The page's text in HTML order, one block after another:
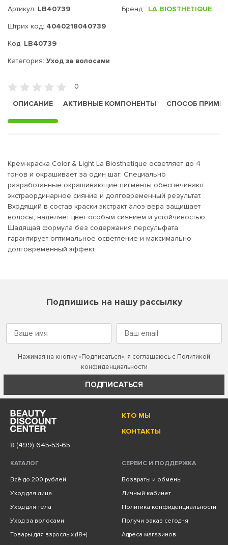
Артикул: LB40739
Штрих код: 4040218040739
Код: LB40739
Бренд: LA BIOSTHETIQUE
Категория: Уход за волосами
0
ОПИСАНИЕ
АКТИВНЫЕ КОМПОНЕНТЫ СПОСОБ
Крем-краска Color & Light La Biosthetique осветляет до 4
тонов и окрашивает за один шаг. Специально
разработанные окрашивающие пигменты обеспечивают
экстраординарное сияние и долговременный результат.
Входящий в состав краски экстракт алоэ вера защищает
волосы, наделяет цвет особым сиянием и устойчивостью.
Щадящая формула без содержания персульфата
гарантирует оптимальное осветление и максимально
долговременный эффект.
Подпишись на нашу рассылку
Нажимая на кнопку «Подписаться», я соглашаюсь с Политикой
конфиденциальности
ПОДПИСАТЬСЯ
КТО МЫ
КОНТАКТЫ
8 (499) 645-53-65
КАТАЛОГ
Всё до 200 рублей
Уход для лица
Уход для тела
Уход за волосами
Товары для взрослых (18+)
СЕРВИС И ПОДДЕРЖКА
Возвраты и обмены
Личный кабинет
Политика конфиденциальности
Получи заказ сегодня
Адреса магазинов